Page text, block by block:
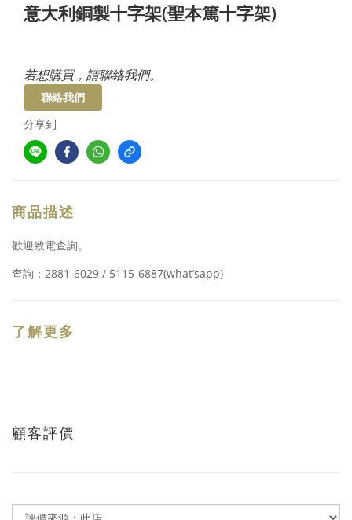
意大利銅製十字架(聖本篤十字架)
若想購買，請聯絡我們。
聯絡我們
分享到
商品描述
歡迎致電查詢。
查詢： 2881-6029 / 5115-6887(what’sapp)
了解更多
顧客評價